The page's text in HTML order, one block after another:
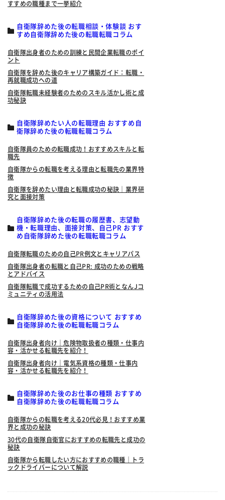
すすめの職種まで一挙紹介
自衛隊辞めた後の転職相談・体験談 おす
すめ自衛隊辞めた後の転職転職コラム
自衛隊出身者のための訓練と民間企業転職のポイ
ント
自衛隊を辞めた後のキャリア構築ガイド：転職・
再就職成功への道
自衛隊転職未経験者のためのスキル活かし術と成
功秘訣
自衛隊辞めたい人の転職理由 おすすめ自
衛隊辞めた後の転職転職コラム
自衛隊員のための転職成功！おすすめスキルと転
職先
自衛隊からの転職を考える理由と転職先の業界特
徴
自衛隊を辞めたい理由と転職成功の秘訣｜業界研
究と面接対策
自衛隊辞めた後の転職の履歴書、志望動
機・転職理由、面接対策、自己PR おすす
め自衛隊辞めた後の転職転職コラム
自衛隊転職のための自己PR例文とキャリアパス
自衛隊出身者の転職と自己PR: 成功のための戦略
とアドバイス
自衛隊転職で成功するための自己PR術となんJコ
ミュニティの活用法
自衛隊辞めた後の資格について おすすめ
自衛隊辞めた後の転職転職コラム
自衛隊出身者向け｜危険物取扱者の種類・仕事内
容・活かせる転職先を紹介！
自衛隊出身者向け｜電気系資格の種類・仕事内
容・活かせる転職先を紹介！
自衛隊辞めた後のお仕事の種類 おすすめ
自衛隊辞めた後の転職転職コラム
自衛隊からの転職を考える20代必見！おすすめ業
界と成功の秘訣
30代の自衛隊自衛官におすすめの転職先と成功の
秘訣
自衛隊から転職したい方におすすめの職種｜トラ
ックドライバーについて解説